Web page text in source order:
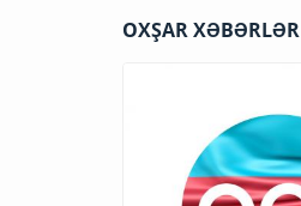
OXŞAR XƏBƏRLƏR